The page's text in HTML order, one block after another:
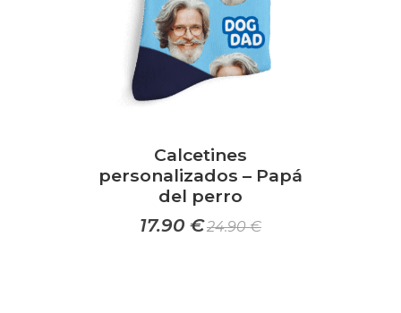
página
de
producto
Calcetines
personalizados – Papá
del perro
17.90 €24.90€